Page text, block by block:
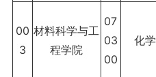
00
3
材料科学与工
程学院
07
03
00
化学